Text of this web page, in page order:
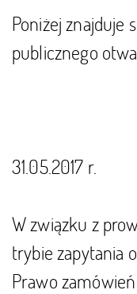
Poniżej znajduje
publicznego
31.05.2017 r.
W związku z
trybie zapytania
Prawo